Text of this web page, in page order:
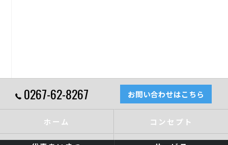
0267-62-8267 お問い合わせはこちら
ホーム コンセプト